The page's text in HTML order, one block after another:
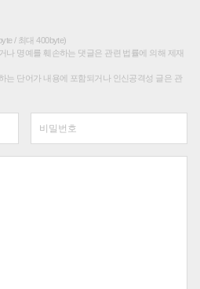
/ 최대 400byte)
나 명예를 훼손하는 댓글은 관련 법률에 의해 제재
는 단어가 내용에 포함되거나 인신공격성 글은 관